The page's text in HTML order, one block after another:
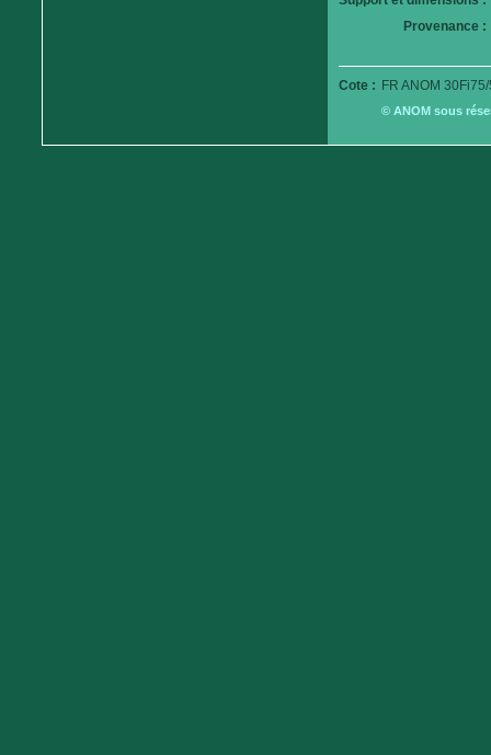
Provenance :
Cote : FR ANOM
© ANOM sous